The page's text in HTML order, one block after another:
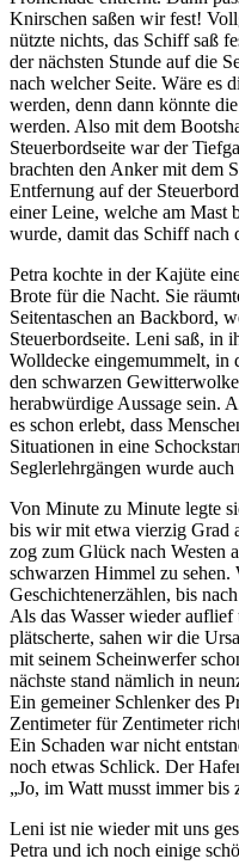
Knirschen saßen wir fest!
nützte nichts, das Schiff saß
der nächsten Stunde auf die
nach welcher Seite. Wäre es
werden, denn dann könnte
werden. Also mit dem
Steuerbordseite war der
brachten den Anker mit dem
Entfernung auf der
einer Leine, welche am Mast
wurde, damit das Schiff nach
Petra kochte in der Kajüte
Brote für die Nacht. Sie
Seitentaschen an Backbord,
Steuerbordseite. Leni saß, in
Wolldecke eingemummelt, in
den schwarzen
herabwürdige Aussage sein.
es schon erlebt, dass
Situationen in eine
Seglerlehrgängen wurde
Von Minute zu Minute legte
bis wir mit etwa vierzig Grad
zog zum Glück nach Westen
schwarzen Himmel zu
Geschichtenerzählen, bis
Als das Wasser wieder
plätscherte, sahen wir die
mit seinem Scheinwerfer
nächste stand nämlich in
Ein gemeiner Schlenker des
Zentimeter für Zentimeter
Ein Schaden war nicht
noch etwas Schlick. Der
Jo, im Watt musst immer bis
Leni ist nie wieder mit uns
Petra und ich noch einige